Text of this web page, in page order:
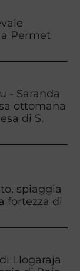
Permet
- Saranda
ottomana
di S.
spiaggia
fortezza di
Llogaraja